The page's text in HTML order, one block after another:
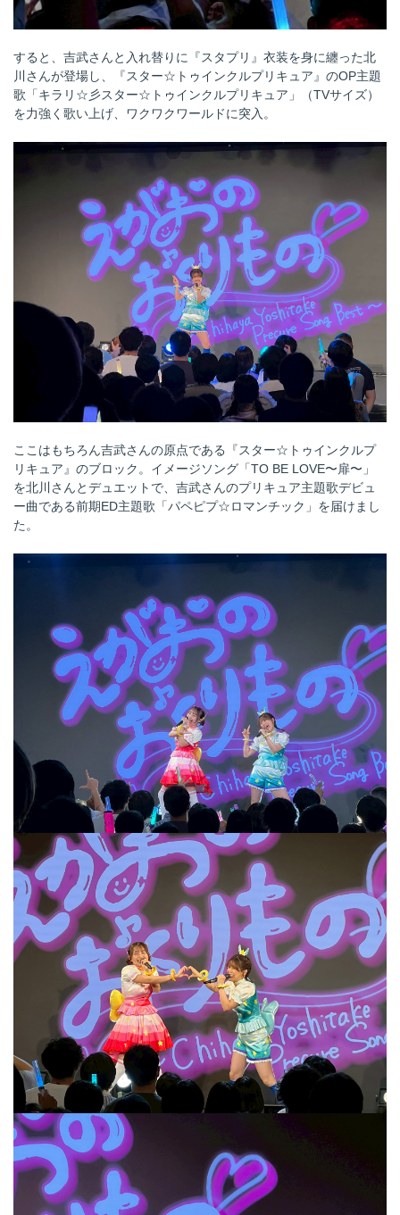
すると、吉武さんと入れ替りに『スタプリ』衣装を身に纏った北
川さんが登場し、『スター☆トゥインクルプリキュア』のOP主題
歌「キラリ☆彡スター☆トゥインクルプリキュア」（TVサイズ）
を力強く歌い上げ、ワクワクワールドに突入。
ここはもちろん吉武さんの原点である『スター☆トゥインクルプ
リキュア』のブロック。イメージソング「TO BE LOVE〜扉〜」
を北川さんとデュエットで、吉武さんのプリキュア主題歌デビュ
ー曲である前期ED主題歌「パペピプ☆ロマンチック」を届けまし
た。